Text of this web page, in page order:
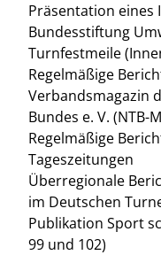
Präsentation eines
Bundesstiftung
Turnfestmeile
Regelmäßige
Verbandsmagazin
Bundes e. V. (NTB-
Regelmäßige
Tageszeitungen
Überregionale
im Deutschen
Publikation Sport
99 und 102)